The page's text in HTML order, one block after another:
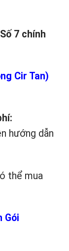
7 chính
Cir Tan)
hướng dẫn
thể mua
Gói